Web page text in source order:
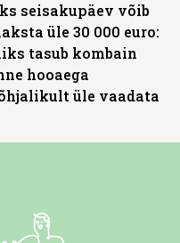
seisakupäev võib
üle 30 000 euro:
tasub kombain
hooaega
üle vaadata